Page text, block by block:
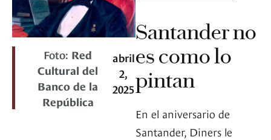
Foto: Red
Cultural del
Banco de la
República
abril
2,
2025
Santander no
es como lo
pintan
En el aniversario de
Santander, Diners le